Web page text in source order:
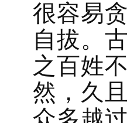
很容易
自拔。
之百姓
然，久